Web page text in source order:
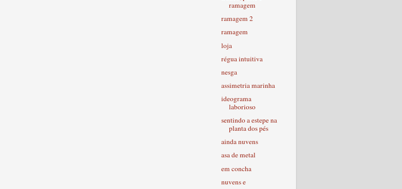
ramagem
ramagem 2
ramagem
loja
régua intuitiva
nesga
assimetria marinha
ideograma
laborioso
sentindo a estepe na
planta dos pés
ainda nuvens
asa de metal
em concha
nuvens e